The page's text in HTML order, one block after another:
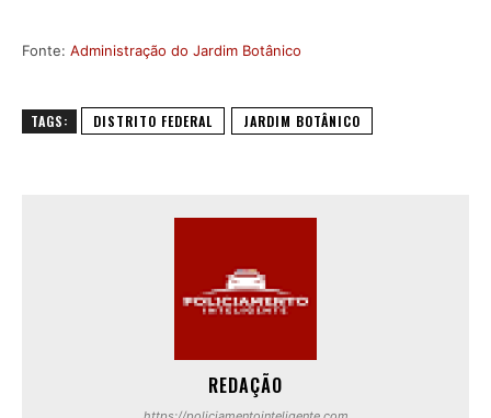
Fonte: Administração do Jardim Botânico
TAGS: DISTRITO FEDERAL JARDIM BOTÂNICO
REDAÇÃO